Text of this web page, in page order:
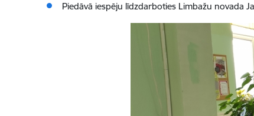
Piedāvā iespēju līdzdarboties Limbažu novada